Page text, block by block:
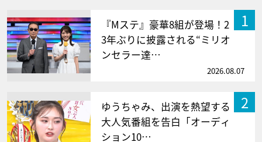
1
『Mステ』豪華8組が登場！2
3年ぶりに披露される“ミリオ
ンセラー達…
2026.08.07
2
ゆうちゃみ、出演を熱望する
大人気番組を告白「オーディ
ション10…